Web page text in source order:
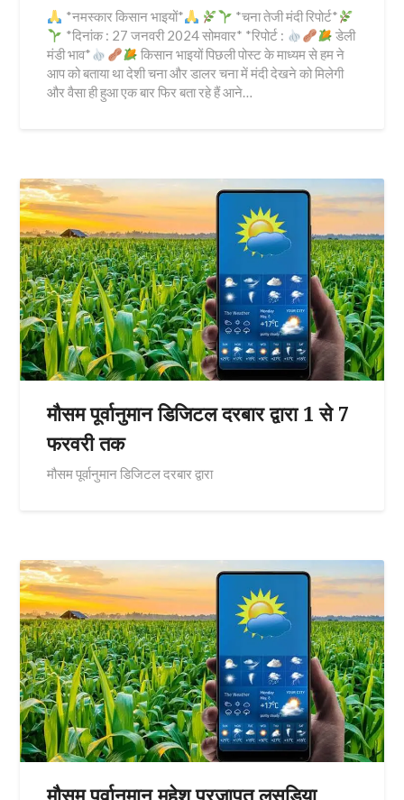
*नमस्कार किसान भाइयों*
*चना तेजी मंदी रिपोर्ट*
*दिनांक : 27 जनवरी 2024 सोमवार* *रिपोर्ट :
डेली
मंडी भाव*
किसान भाइयों पिछली पोस्ट के माध्यम से हम ने
आप को बताया था देशी चना और डालर चना में मंदी देखने को मिलेगी
और वैसा ही हुआ एक बार फिर बता रहे हैं आने…
मौसम पूर्वानुमान डिजिटल दरबार द्वारा 1 से 7
फरवरी तक
मौसम पूर्वानुमान डिजिटल दरबार द्वारा